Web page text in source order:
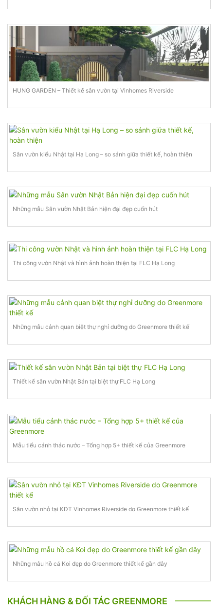
HUNG GARDEN – Thiết kế sân vườn tại Vinhomes Riverside
Sân vườn kiểu Nhật tại Hạ Long – so sánh giữa thiết kế, hoàn thiện
Những mẫu Sân vườn Nhật Bản hiện đại đẹp cuốn hút
Thi công vườn Nhật và hình ảnh hoàn thiện tại FLC Hạ Long
Những mẫu cảnh quan biệt thự nghỉ dưỡng do Greenmore thiết kế
Thiết kế sân vườn Nhật Bản tại biệt thự FLC Hạ Long
Mẫu tiểu cảnh thác nước – Tổng hợp 5+ thiết kế của Greenmore
Sân vườn nhỏ tại KĐT Vinhomes Riverside do Greenmore thiết kế
Những mẫu hồ cá Koi đẹp do Greenmore thiết kế gần đây
KHÁCH HÀNG & ĐỐI TÁC GREENMORE